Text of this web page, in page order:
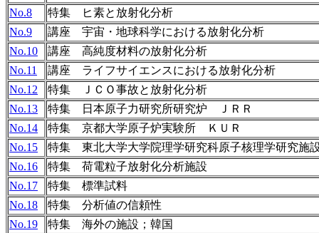
No.8
特集 ヒ素と放射化分析
No.9
講座 宇宙・地球科学における放射化分析
No.10
講座 高純度材料の放射化分析
No.11
講座 ライフサイエンスにおける放射化分析
No.12
特集 ＪＣＯ事故と放射化分析
No.13
特集 日本原子力研究所研究炉 ＪＲＲ
No.14
特集 京都大学原子炉実験所 ＫＵＲ
No.15
特集 東北大学大学院理学研究科原子核理学研究施
No.16
特集 荷電粒子放射化分析施設
No.17
特集 標準試料
No.18
特集 分析値の信頼性
No.19
特集 海外の施設；韓国